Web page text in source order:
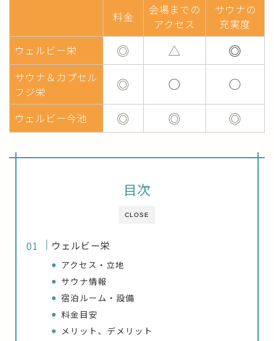
料金
会場までの
アクセス
サウナの
充実度
ウェルビー栄
◎ △ ◎
サウナ＆カプセル
フジ栄
◎ 〇 〇
ウェルビー今池 ◎ ◎ ◎
CLOSE
目次
ウェルビー栄
アクセス・立地
サウナ情報
宿泊ルーム・設備
料金目安
メリット、デメリット